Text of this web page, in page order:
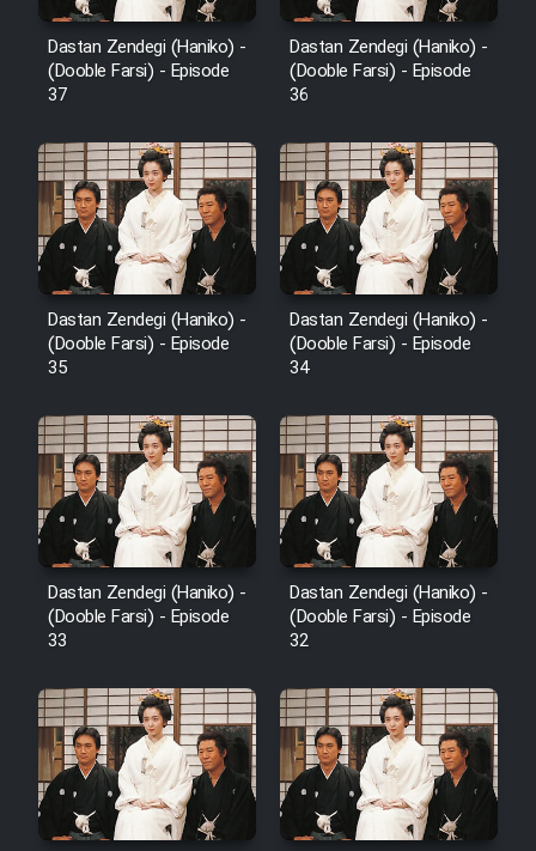
Film Akharin Marhaleh
Film Atash Penhan
Animeishen Cinemaei Safar Be
Sarzamin Dur
Film Jangju Pirooz
Film Padzahr
Film Shah Khamush
Film Fil Dar Tariki
Film Farsh Bad
Film In Haft Nafar
Film Fani
Cartoon Galiver - Kamel
(Dooble Farsi)
Dastan Zendegi (Haniko) -
(Dooble Farsi) - Episode
37
Dastan Zendegi (Haniko) -
(Dooble Farsi) - Episode
36
Dastan Zendegi (Haniko) -
(Dooble Farsi) - Episode
35
Dastan Zendegi (Haniko) -
(Dooble Farsi) - Episode
34
Dastan Zendegi (Haniko) -
(Dooble Farsi) - Episode
33
Dastan Zendegi (Haniko) -
(Dooble Farsi) - Episode
32